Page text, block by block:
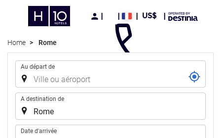
US$
Home Rome
Trajet
Au départ de
A destination de
Date d'arrivée